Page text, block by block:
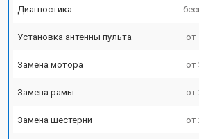
Диагностика
Установка антенны пульта от
Замена мотора от
Замена рамы от
Замена шестерни от